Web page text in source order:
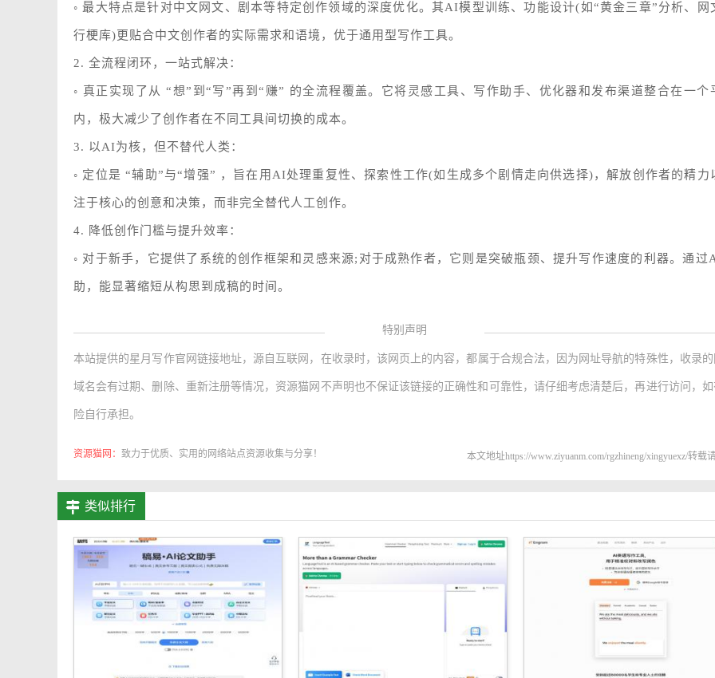
◦ 最大特点是针对中文网文、剧本等特定创作领域的深度优化。其AI模型训练、功能设计(如“黄金三章”分析、网
行梗库)更贴合中文创作者的实际需求和语境，优于通用型写作工具。
2. 全流程闭环，一站式解决：
◦ 真正实现了从 “想”到“写”再到“赚” 的全流程覆盖。它将灵感工具、写作助手、优化器和发布渠道整合在一个
内，极大减少了创作者在不同工具间切换的成本。
3. 以AI为核，但不替代人类：
◦ 定位是 “辅助”与“增强” ，旨在用AI处理重复性、探索性工作(如生成多个剧情走向供选择)，解放创作者的精力
注于核心的创意和决策，而非完全替代人工创作。
4. 降低创作门槛与提升效率：
◦ 对于新手，它提供了系统的创作框架和灵感来源;对于成熟作者，它则是突破瓶颈、提升写作速度的利器。通过
助，能显著缩短从构思到成稿的时间。
特别声明
本站提供的星月写作官网链接地址，源自互联网，在收录时，该网页上的内容，都属于合规合法，因为网址导航的特殊性，收录
域名会有过期、删除、重新注册等情况，资源猫网不声明也不保证该链接的正确性和可靠性，请仔细考虑清楚后，再进行访问，
险自行承担。
资源猫网： 致力于优质、实用的网络站点资源收集与分享！ 本文地址https://www.ziyuanm.com/rgzhineng/xingyuexz/转载
类似排行